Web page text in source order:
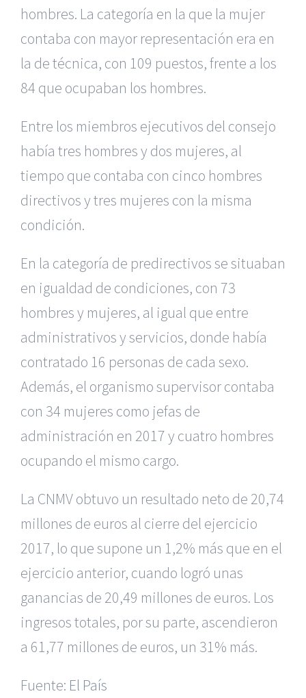
hombres. La categoría en la que la mujer
contaba con mayor representación era en
la de técnica, con 109 puestos, frente a los
84 que ocupaban los hombres.
Entre los miembros ejecutivos del consejo
había tres hombres y dos mujeres, al
tiempo que contaba con cinco hombres
directivos y tres mujeres con la misma
condición.
En la categoría de predirectivos se situaban
en igualdad de condiciones, con 73
hombres y mujeres, al igual que entre
administrativos y servicios, donde había
contratado 16 personas de cada sexo.
Además, el organismo supervisor contaba
con 34 mujeres como jefas de
administración en 2017 y cuatro hombres
ocupando el mismo cargo.
La CNMV obtuvo un resultado neto de 20,74
millones de euros al cierre del ejercicio
2017, lo que supone un 1,2% más que en el
ejercicio anterior, cuando logró unas
ganancias de 20,49 millones de euros. Los
ingresos totales, por su parte, ascendieron
a 61,77 millones de euros, un 31% más.
Fuente: El País
| Recursos Administrativos|BGD Abogados Murcia|BGD
Abogados Alicante| BGD Abogados Madrid|GM
Servicios de nuestra Firma |